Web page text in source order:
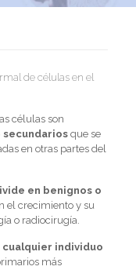
de células en el
células son
secundariosque se
en otras partes del
en benignos o
el crecimiento y su
o radiocirugía.
individuo
más